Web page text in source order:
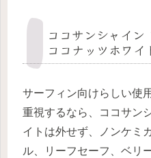
ココサンシャイン
ココナッツホワイ
サーフィン向けらしい使
重視するなら、ココサン
イトは外せず、ノンケミ
ル、リーフセーフ、ベリ